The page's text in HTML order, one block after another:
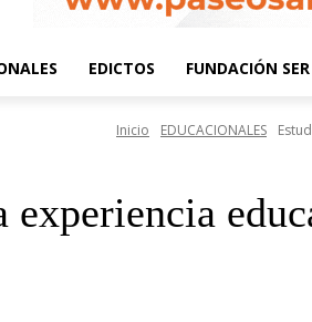
EDICTOS FUNDACIÓN
Inicio EDUCACIONALES